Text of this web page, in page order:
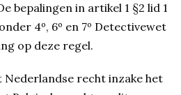
bepalingen in artikel 1 §2 lid 1
4º, 6º en 7º Detectivewet
op deze regel.
recht inzake het